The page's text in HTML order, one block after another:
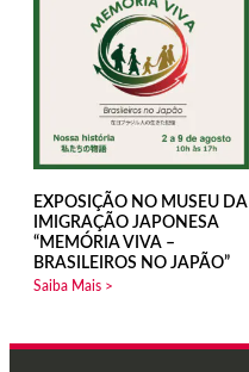
EXPOSIÇÃO NO MUSEU DA
IMIGRAÇÃO JAPONESA
“MEMÓRIA VIVA –
BRASILEIROS NO JAPÃO”
Saiba Mais >